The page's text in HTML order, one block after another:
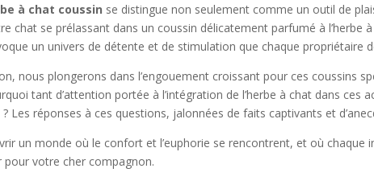
à chat coussin se distingue non seulement comme un outil de
chat se prélassant dans un coussin délicatement parfumé à l’herbe
un univers de détente et de stimulation que chaque propriétaire
nous plongerons dans l’engouement croissant pour ces coussins
tant d’attention portée à l’intégration de l’herbe à chat dans
Les réponses à ces questions, jalonnées de faits captivants et
un monde où le confort et l’euphorie se rencontrent, et où chaque
votre cher compagnon.